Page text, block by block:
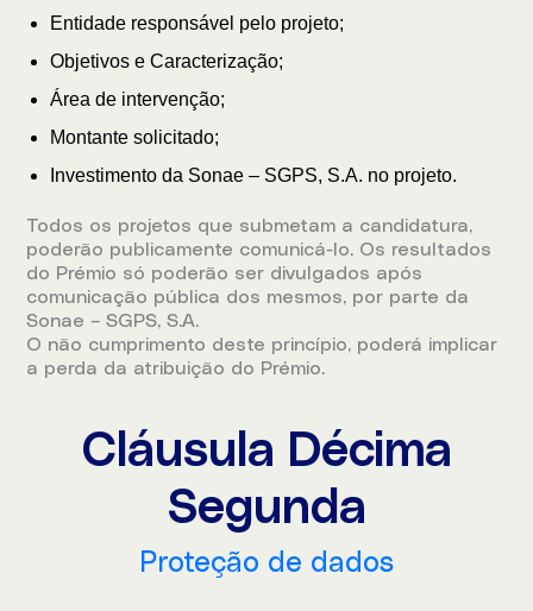
Entidade responsável pelo projeto;
Objetivos e Caracterização;
Área de intervenção;
Montante solicitado;
Investimento da Sonae – SGPS, S.A. no projeto.
Todos os projetos que submetam a candidatura,
poderão publicamente comunicá-lo. Os resultados
do Prémio só poderão ser divulgados após
comunicação pública dos mesmos, por parte da
Sonae – SGPS, S.A.
O não cumprimento deste princípio, poderá implicar
a perda da atribuição do Prémio.
Cláusula Décima
Segunda
Proteção de dados